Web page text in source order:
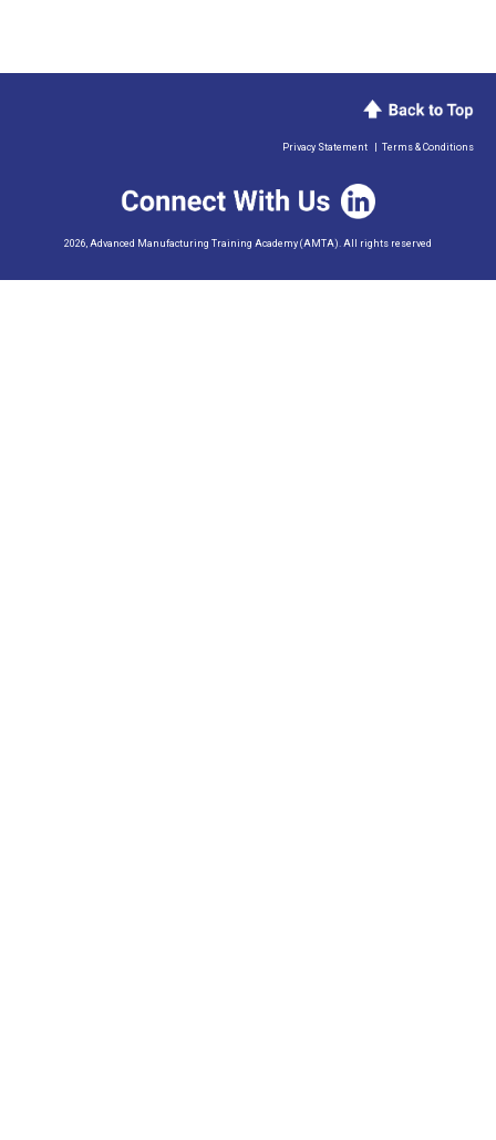
2026, Advanced Manufacturing Training Academy (AMTA). All rights reserved
Privacy Statement Terms & Conditions